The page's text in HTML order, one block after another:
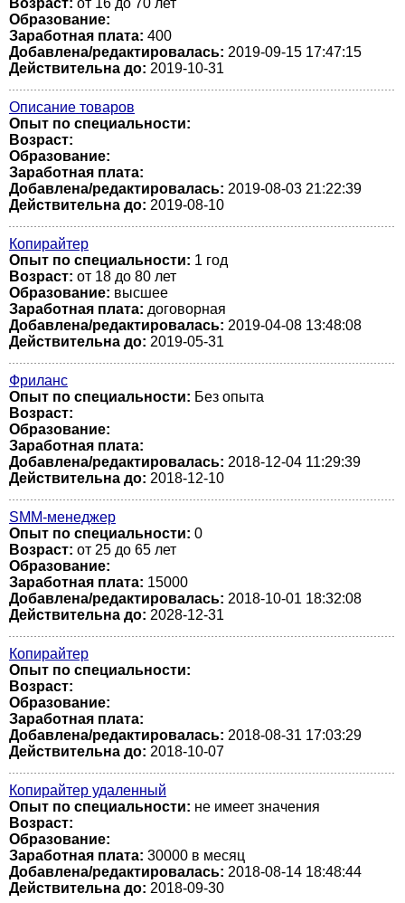
Возраст: от 16 до 70 лет
Образование:
Заработная плата: 400
Добавлена/редактировалась: 2019-09-15 17:47:15
Действительна до: 2019-10-31
Описание товаров
Опыт по специальности:
Возраст:
Образование:
Заработная плата:
Добавлена/редактировалась: 2019-08-03 21:22:39
Действительна до: 2019-08-10
Копирайтер
Опыт по специальности: 1 год
Возраст: от 18 до 80 лет
Образование: высшее
Заработная плата: договорная
Добавлена/редактировалась: 2019-04-08 13:48:08
Действительна до: 2019-05-31
Фриланс
Опыт по специальности: Без опыта
Возраст:
Образование:
Заработная плата:
Добавлена/редактировалась: 2018-12-04 11:29:39
Действительна до: 2018-12-10
SMM-менеджер
Опыт по специальности: 0
Возраст: от 25 до 65 лет
Образование:
Заработная плата: 15000
Добавлена/редактировалась: 2018-10-01 18:32:08
Действительна до: 2028-12-31
Копирайтер
Опыт по специальности:
Возраст:
Образование:
Заработная плата:
Добавлена/редактировалась: 2018-08-31 17:03:29
Действительна до: 2018-10-07
Копирайтер удаленный
Опыт по специальности: не имеет значения
Возраст:
Образование:
Заработная плата: 30000 в месяц
Добавлена/редактировалась: 2018-08-14 18:48:44
Действительна до: 2018-09-30